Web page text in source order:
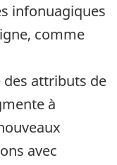
infonuagiques
comme
des attributs de
à
avec